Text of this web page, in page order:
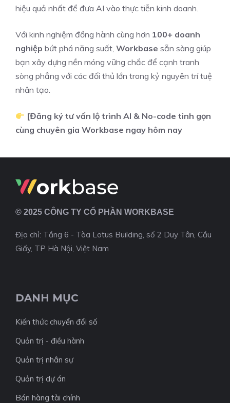
hiệu quả nhất để đưa AI vào thực tiễn kinh doanh.
Với kinh nghiệm đồng hành cùng hơn 100+ doanh
nghiệp bứt phá năng suất, Workbase sẵn sàng giúp
bạn xây dựng nền móng vững chắc để cạnh tranh
sòng phẳng với các đối thủ lớn trong kỷ nguyên trí tuệ
nhân tạo.
[Đăng ký tư vấn lộ trình AI & No-code tinh gọn
cùng chuyên gia Workbase ngay hôm nay
© 2025 CÔNG TY CỔ PHẦN WORKBASE
Địa chỉ: Tầng 6 - Tòa Lotus Building, số 2 Duy Tân, Cầu
Giấy, TP Hà Nội, Việt Nam
DANH MỤC
Kiến thức chuyển đổi số
Quản trị - điều hành
Quản trị nhân sự
Quản trị dự án
Bán hàng tài chính